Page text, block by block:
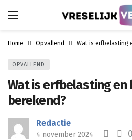
Home Opvallend Wat is erfbelasting
OPVALLEND
Wat is erfbelasting
berekend?
Redactie
4 november 2024 0